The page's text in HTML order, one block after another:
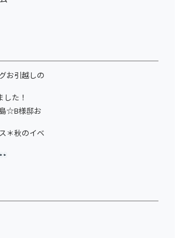
お引越しの
た！
☆B様邸お
＊秋のイベ